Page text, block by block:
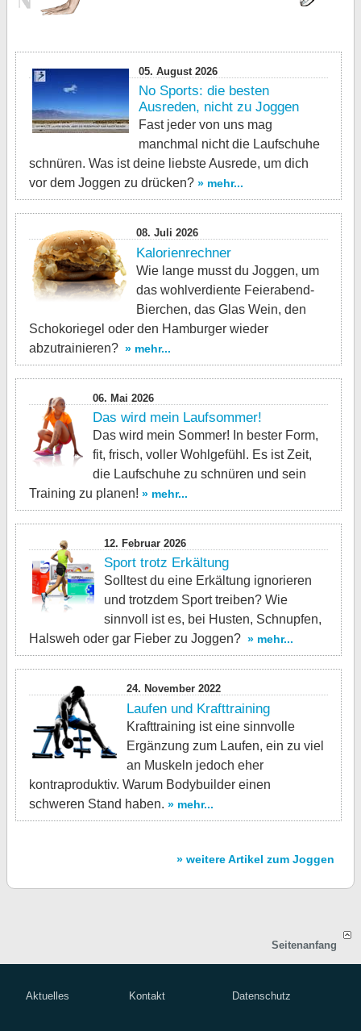
05. August 2026
No Sports: die besten
Ausreden, nicht zu Joggen
Fast jeder von uns mag
manchmal nicht die Laufschuhe
schnüren. Was ist deine liebste Ausrede, um dich
vor dem Joggen zu drücken? » mehr...
08. Juli 2026
Kalorienrechner
Wie lange musst du Joggen, um
das wohlverdiente Feierabend-
Bierchen, das Glas Wein, den
Schokoriegel oder den Hamburger wieder
abzutrainieren? » mehr...
06. Mai 2026
Das wird mein Laufsommer!
Das wird mein Sommer! In bester Form,
fit, frisch, voller Wohlgefühl. Es ist Zeit,
die Laufschuhe zu schnüren und sein
Training zu planen! » mehr...
12. Februar 2026
Sport trotz Erkältung
Solltest du eine Erkältung ignorieren
und trotzdem Sport treiben? Wie
sinnvoll ist es, bei Husten, Schnupfen,
Halsweh oder gar Fieber zu Joggen? » mehr...
24. November 2022
Laufen und Krafttraining
Krafttraining ist eine sinnvolle
Ergänzung zum Laufen, ein zu viel
an Muskeln jedoch eher
kontraproduktiv. Warum Bodybuilder einen
schweren Stand haben. » mehr...
» weitere Artikel zum Joggen
Seitenanfang
Aktuelles Kontakt Datenschutz